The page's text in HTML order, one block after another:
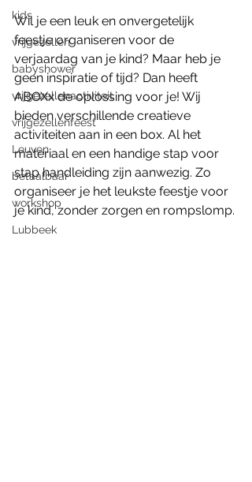
kids
vrijgezellen
babyshower
vrijgezellenactiviteit
vrijgezellenfeest
Leuven
betaalbaar
workshop
Lubbeek
Wil je een leuk en onvergetelijk
feestje organiseren voor de
verjaardag van je kind? Maar heb je
geen inspiratie of tijd? Dan heeft
ABOXx de oplossing voor je! Wij
bieden verschillende creatieve
activiteiten aan in een box. Al het
materiaal en een handige stap voor
stap handleiding zijn aanwezig. Zo
organiseer je het leukste feestje voor
je kind, zonder zorgen en rompslomp.